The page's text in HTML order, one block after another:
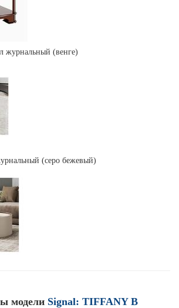
журнальный (венге)
(серо бежевый)
модели Signal: TIFFANY B